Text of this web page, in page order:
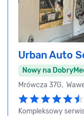
Urban Auto
Nowy na
Mrówcza 37G,
Kompleksowy